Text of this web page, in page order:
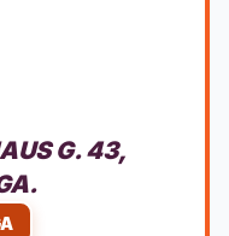
G. 43,